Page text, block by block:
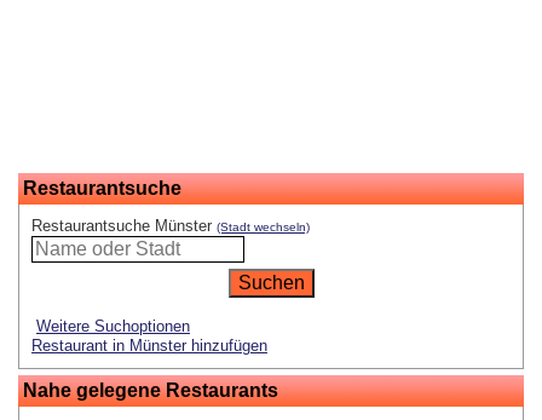
Restaurantsuche
Restaurantsuche Münster (Stadt wechseln)
Weitere Suchoptionen
Restaurant in Münster hinzufügen
Nahe gelegene Restaurants